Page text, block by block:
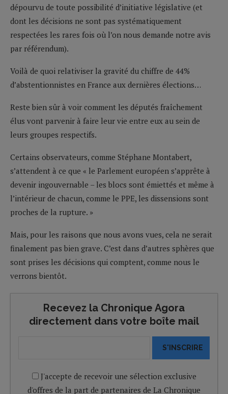
dépourvu de toute possibilité d’initiative législative (et
dont les décisions ne sont pas systématiquement
respectées les rares fois où l’on nous demande notre avis
par référendum).
Voilà de quoi relativiser la gravité du chiffre de 44%
d’abstentionnistes en France aux dernières élections…
Reste bien sûr à voir comment les députés fraîchement
élus vont parvenir à faire leur vie entre eux au sein de
leurs groupes respectifs.
Certains observateurs, comme Stéphane Montabert,
s’attendent à ce que « le Parlement européen s’apprête à
devenir ingouvernable – les blocs sont émiettés et même à
l’intérieur de chacun, comme le PPE, les dissensions sont
proches de la rupture. »
Mais, pour les raisons que nous avons vues, cela ne serait
finalement pas bien grave. C’est dans d’autres sphères que
sont prises les décisions qui comptent, comme nous le
verrons bientôt.
Recevez la Chronique Agora
directement dans votre boîte mail
S'INSCRIRE
J'accepte de recevoir une sélection exclusive
d'offres de la part de partenaires de La Chronique